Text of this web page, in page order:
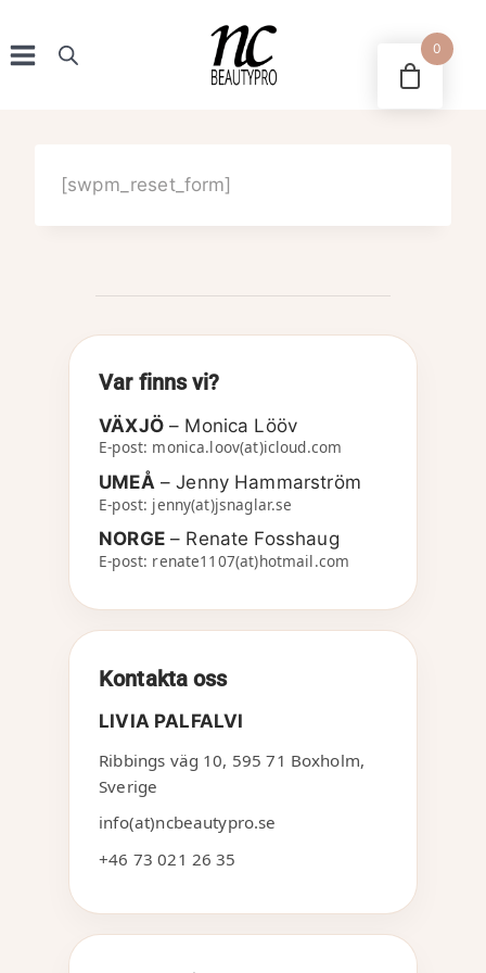
to
content
[swpm_reset_form]
Var finns vi?
VÄXJÖ– Monica Lööv
E-post: monica.loov(at)icloud.com
UMEÅ – Jenny Hammarström
E-post: jenny(at)jsnaglar.se
NORGE– Renate Fosshaug
E-post: renate1107(at)hotmail.com
Kontakta oss
LIVIA PALFALVI
Ribbings väg 10, 595 71 Boxholm,
Sverige
info(at)ncbeautypro.se
+46 73 021 26 35
0